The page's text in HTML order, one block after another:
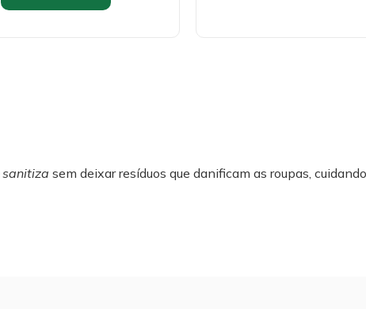
sanitiza sem deixar resíduos que danificam as roupas, cuidando